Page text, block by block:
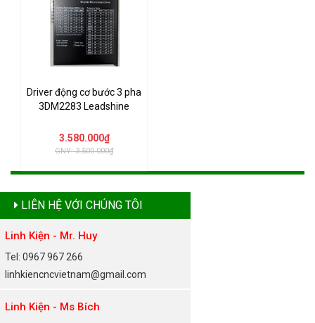
Driver động cơ bước 3 pha
3DM2283 Leadshine
3.580.000₫
GNY: 3.500.000₫
LIÊN HỆ VỚI CHÚNG TÔI
Linh Kiện - Mr. Huy
Tel: 0967 967 266
linhkiencncvietnam@gmail.com
Linh Kiện - Ms Bích